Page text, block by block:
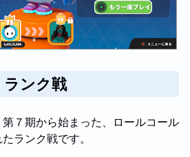
ランク戦
７期から始まった、ロールコール
ランク戦です。